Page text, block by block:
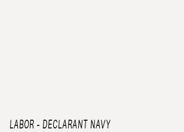
LABOR - DECLARANT NAVY